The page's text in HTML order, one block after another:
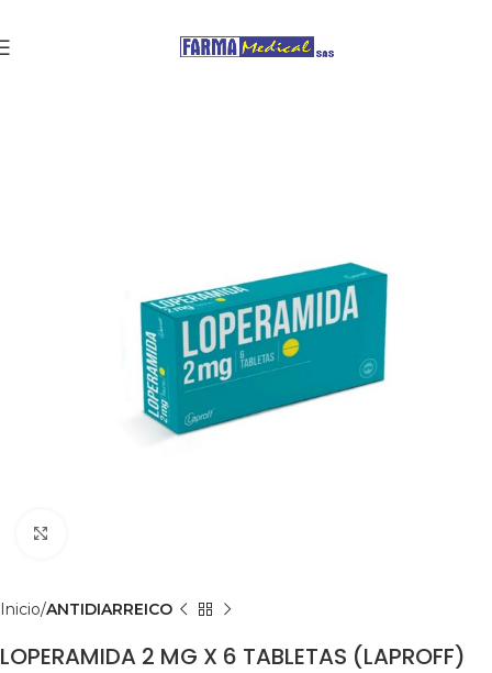
Inicio ANTIDIARREICO
LOPERAMIDA 2 MG X 6 TABLETAS (LAPROFF)